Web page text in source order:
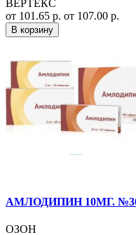
ВЕРТЕКС
от 101.65 р. от 107.00 р.
В корзину
АМЛОДИПИН 10МГ.
ОЗОН